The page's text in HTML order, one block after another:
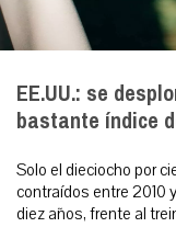
EE.UU.: se
bastante índice
Solo el dieciocho por
contraídos entre 2010
diez años, frente al